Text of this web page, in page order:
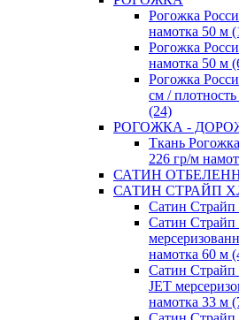
Рогожка
намотка 50 м
Рогожка
намотка 50 м
Рогожка
см /
(24)
РОГОЖКА -
Ткань
226 гр/м
САТИН
САТИН СТРАЙП
Сатин
Сатин
намотка 60 м
Сатин Страйп
JET
намотка 33 м